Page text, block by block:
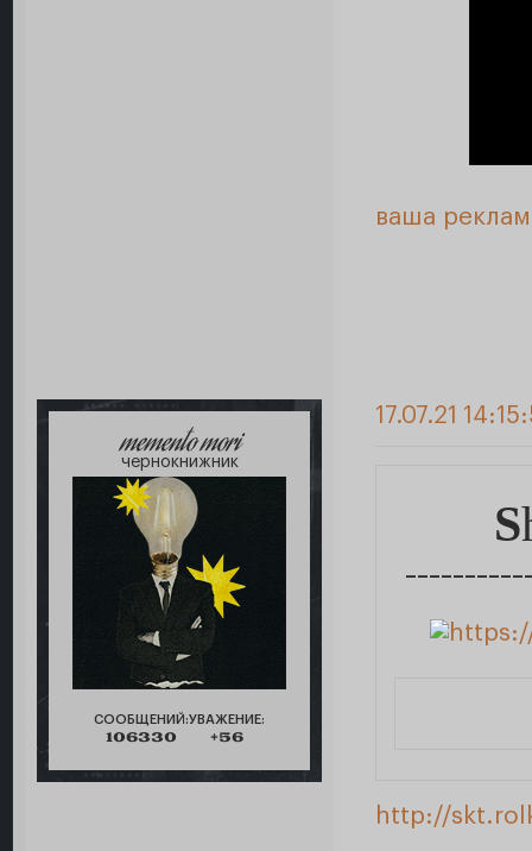
ваша
memento mori
чернокнижник
СООБЩЕНИЙ:
106330
УВАЖЕНИЕ:
+56
17.07.21
S
http://